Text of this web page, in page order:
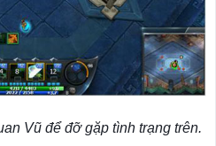
Vũ để đỡ gặp tình trạng trên.